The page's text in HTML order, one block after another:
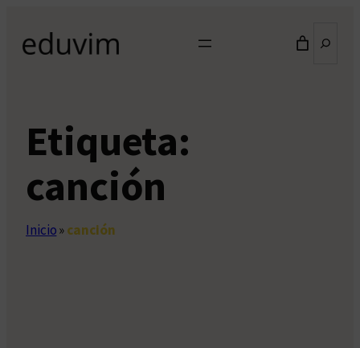
contenido
Etiqueta:
canción
Inicio»canción